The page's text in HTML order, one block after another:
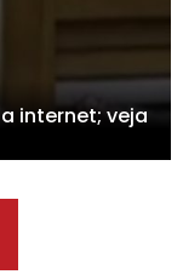
internet; veja